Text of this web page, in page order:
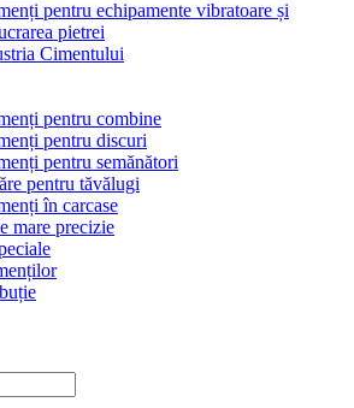
pentru echipamente vibratoare și
pietrei
Cimentului
pentru combine
pentru discuri
pentru semănători
pentru tăvălugi
în carcase
mare precizie